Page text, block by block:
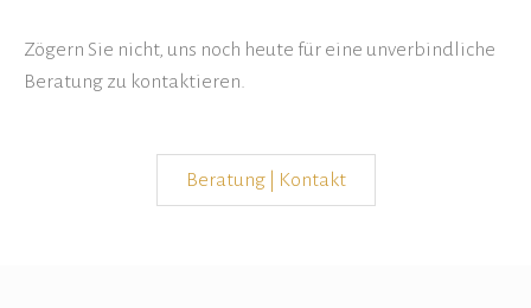
Zögern Sie nicht, uns noch heute für eine unverbindliche
Beratung zu kontaktieren.
Beratung | Kontakt